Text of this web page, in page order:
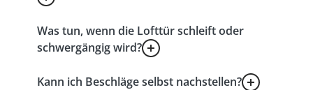
Was tun, wenn die Lofttür schleift oder
schwergängig wird?
Kann ich Beschläge selbst nachstellen?